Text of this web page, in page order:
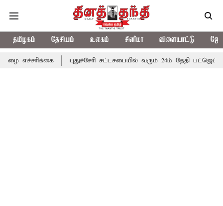
தமிழகம் தேசியம் உலகம் சினிமா விளையாட்டு
புதுச்சேரி சட்டசபையில் வரும் 24ம் தேதி பட்ஜெட் தாக்கல்